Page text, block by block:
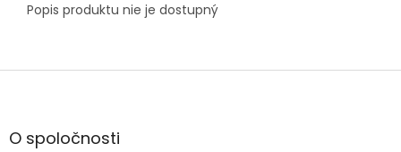
Popis produktu nie je dostupný
Z
äO spoločnosti